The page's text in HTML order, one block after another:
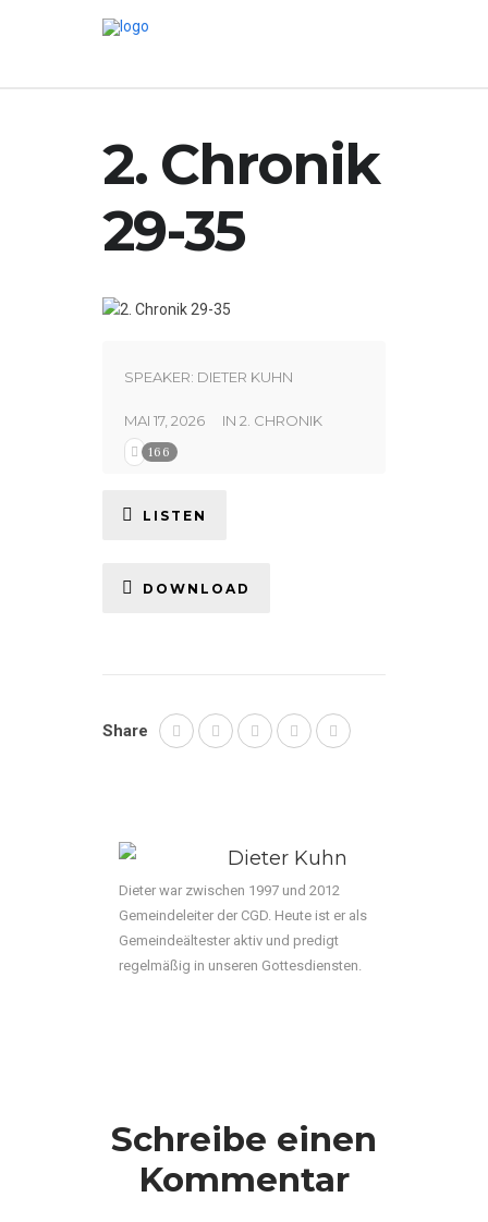
2. Chronik
29-35
SPEAKER: DIETER KUHN
MAI 17, 2026 IN 2. CHRONIK
166
LISTEN
DOWNLOAD
Share
Dieter Kuhn
Dieter war zwischen 1997 und 2012
Gemeindeleiter der CGD. Heute ist er als
Gemeindeältester aktiv und predigt
regelmäßig in unseren Gottesdiensten.
Schreibe einen
Kommentar